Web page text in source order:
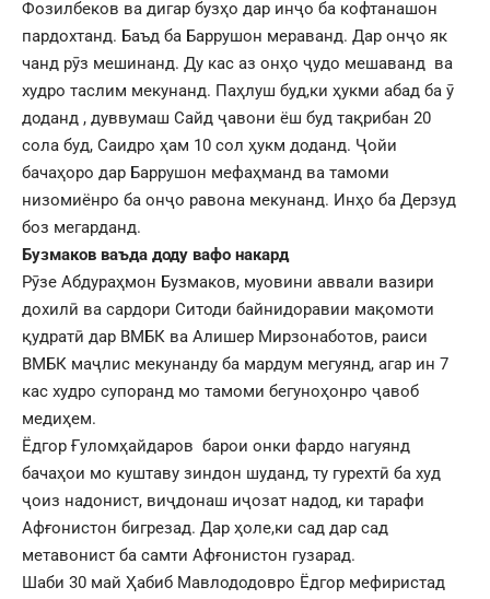
Фозилбеков ва дигар бузҳо дар инҷо ба кофтанашон
пардохтанд. Баъд ба Баррушон мераванд. Дар онҷо як
чанд рӯз мешинанд. Ду кас аз онҳо ҷудо мешаванд ва
худро таслим мекунанд. Паҳлуш буд,ки ҳукми абад ба ӯ
доданд , дуввумаш Сайд ҷавони ёш буд тақрибан 20
сола буд, Саидро ҳам 10 сол ҳукм доданд. Ҷойи
бачаҳоро дар Баррушон мефаҳманд ва тамоми
низомиёнро ба онҷо равона мекунанд. Инҳо ба Дерзуд
боз мегарданд.
Бузмаков ваъда доду вафо накард
Рӯзе Абдураҳмон Бузмаков, муовини аввали вазири
дохилӣ ва сардори Ситоди байнидоравии мақомоти
қудратӣ дар ВМБК ва Алишер Мирзонаботов, раиси
ВМБК маҷлис мекунанду ба мардум мегуянд, агар ин 7
кас худро супоранд мо тамоми бегуноҳонро ҷавоб
медиҳем.
Ёдгор Ғуломҳайдаров барои онки фардо нагуянд
бачаҳои мо куштаву зиндон шуданд, ту гурехтӣ ба худ
ҷоиз надонист, виҷдонаш иҷозат надод, ки тарафи
Афғонистон бигрезад. Дар ҳоле,ки сад дар сад
метавонист ба самти Афғонистон гузарад.
Шаби 30 май Ҳабиб Мавлододовро Ёдгор мефиристад